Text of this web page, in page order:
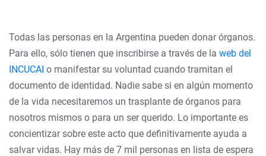
Todas las personas en la Argentina pueden donar órganos.
Para ello, sólo tienen que inscribirse a través de la web del
INCUCAI o manifestar su voluntad cuando tramitan el
documento de identidad. Nadie sabe si en algún momento
de la vida necesitaremos un trasplante de órganos para
nosotros mismos o para un ser querido. Lo importante es
concientizar sobre este acto que definitivamente ayuda a
salvar vidas. Hay más de 7 mil personas en lista de espera